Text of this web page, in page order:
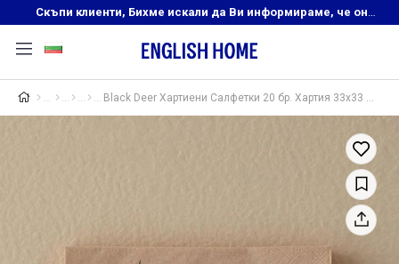
Скъпи клиенти, Бихме искали да Ви информираме, че онлайн магазинът на English Home преустановява своята дейност. Прекрасният ни и усмихнат екип ,Ви очаква в нашите физически магазини, където ще откриете любимите си продукти! Благодарим Ви, че сте част от семейството на Еnglish Home!